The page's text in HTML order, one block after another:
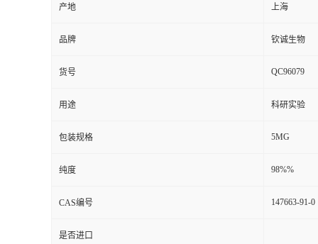
产地 上海
品牌 钦诚生物
货号 QC96079
用途 科研实验
包装规格 5MG
纯度 98%%
CAS编号 147663-91-0
是否进口